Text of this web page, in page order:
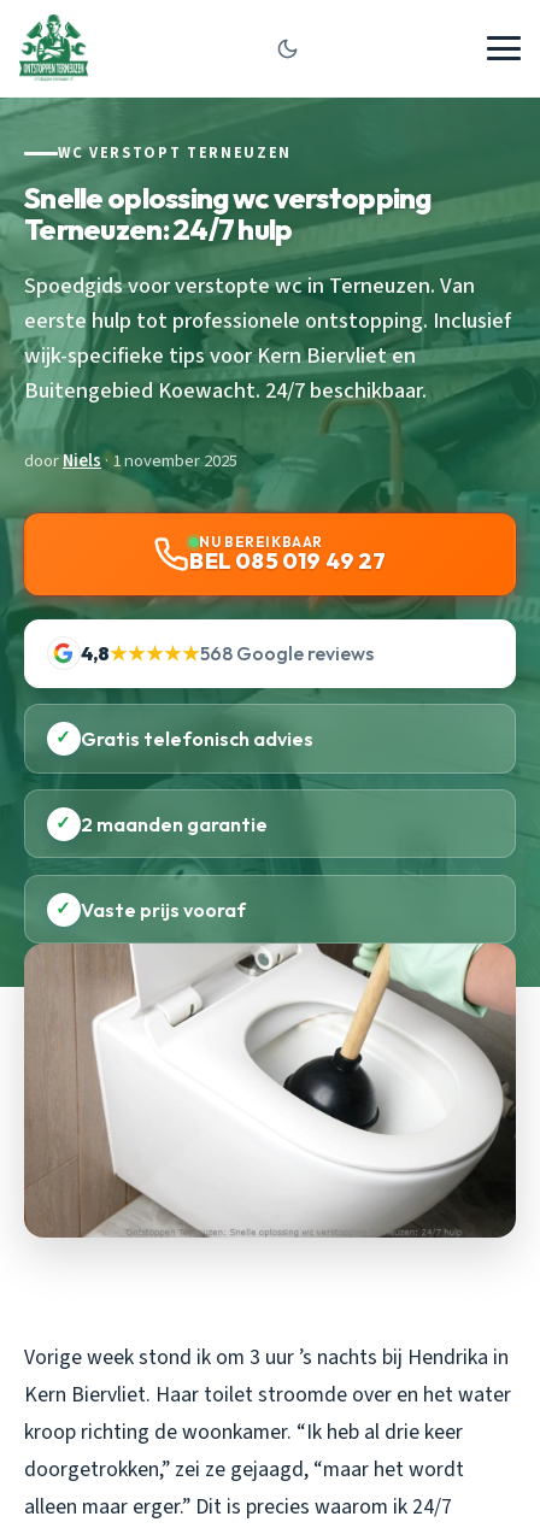
WC VERSTOPT TERNEUZEN
Snelle oplossing wc verstopping
Terneuzen: 24/7 hulp
Spoedgids voor verstopte wc in Terneuzen. Van
eerste hulp tot professionele ontstopping. Inclusief
wijk-specifieke tips voor Kern Biervliet en
Buitengebied Koewacht. 24/7 beschikbaar.
doorNiels· 1 november 2025
NU BEREIKBAAR
BEL 085 019 49 27
4,8★★★★★568 Google reviews
✓ Gratis telefonisch advies
✓ 2 maanden garantie
✓ Vaste prijs vooraf
Vorige week stond ik om 3 uur ’s nachts bij Hendrika in
Kern Biervliet. Haar toilet stroomde over en het water
kroop richting de woonkamer. “Ik heb al drie keer
doorgetrokken,” zei ze gejaagd, “maar het wordt
alleen maar erger.” Dit is precies waarom ik 24/7